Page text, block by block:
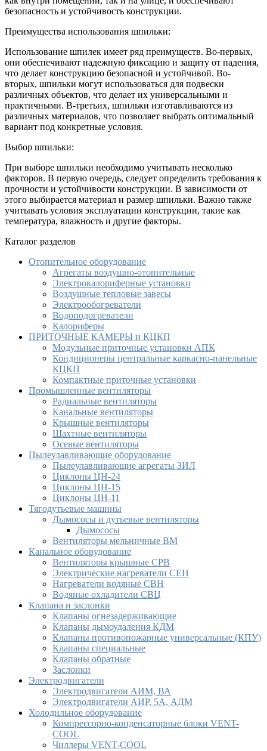
безопасность и устойчивость конструкции.
Преимущества использования шпильки:
Использование шпилек имеет ряд преимуществ. Во-первых,
они обеспечивают надежную фиксацию и защиту от падения,
что делает конструкцию безопасной и устойчивой. Во-
вторых, шпильки могут использоваться для подвески
различных объектов, что делает их универсальными и
практичными. В-третьих, шпильки изготавливаются из
различных материалов, что позволяет выбрать оптимальный
вариант под конкретные условия.
Выбор шпильки:
При выборе шпильки необходимо учитывать несколько
факторов. В первую очередь, следует определить требования к
прочности и устойчивости конструкции. В зависимости от
этого выбирается материал и размер шпильки. Важно также
учитывать условия эксплуатации конструкции, такие как
температура, влажность и другие факторы.
Каталог разделов
Отопительное оборудование
Агрегаты воздушно-отопительные
Электрокалориферные установки
Воздушные тепловые завесы
Электрообогреватели
Водоподогреватели
Калориферы
ПРИТОЧНЫЕ КАМЕРЫ и КЦКП
Модульные приточные установки АПК
Кондиционеры центральные каркасно-панельные
КЦКП
Компактные приточные установки
Промышленные вентиляторы
Радиальные вентиляторы
Канальные вентиляторы
Крышные вентиляторы
Шахтные вентиляторы
Осевые вентиляторы
Пылеулавливающие оборудование
Пылеулавливающие агрегаты ЗИЛ
Циклоны ЦН-24
Циклоны ЦН-15
Циклоны ЦН-11
Тягодутьевые машины
Дымососы и дутьевые вентиляторы
Дымососы
Вентиляторы мельничные ВМ
Канальное оборудование
Вентиляторы крышные СРВ
Электрические нагреватели СЕН
Нагреватели водяные СВН
Водяные охладители СВЦ
Клапана и заслонки
Клапаны огнезадерживающие
Клапаны дымоудаления КДМ
Клапаны противопожарные универсальные (КПУ)
Клапаны специальные
Клапаны обратные
Заслонки
Электродвигатели
Электродвигатели АИМ, ВА
Электродвигатели АИР, 5А, АДМ
Холодильное оборудование
Компрессорно-конденсаторные блоки VENT-
COOL
Чиллеры VENT-COOL